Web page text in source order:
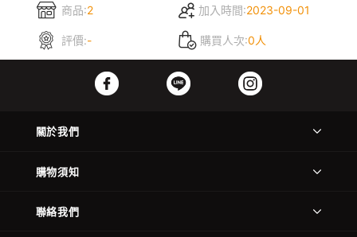
商品:2 加入時間:2023-09-01
評價:- 購買人次:0人
關於我們
購物須知
聯絡我們